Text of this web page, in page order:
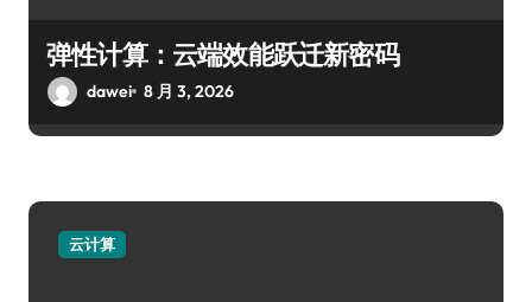
弹性计算：云端效能跃迁新密码
dawei 8 月 3, 2026
云计算